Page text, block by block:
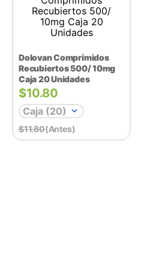
Dolovan Comprimidos
Recubiertos 500/ 10mg
Caja 20 Unidades
$10.80
Caja (20)
$11.80(antes)